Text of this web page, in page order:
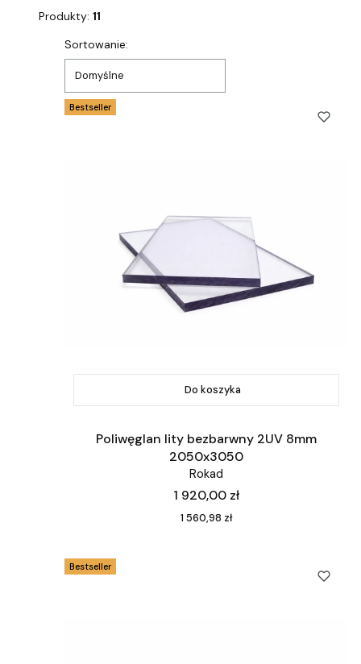
Produkty: 11
Lista produktów
Sortowanie:
Domyślne
Bestseller
Do koszyka
Poliwęglan lity bezbarwny 2UV 8mm
2050x3050
Rokad
Cena
1 920,00 zł
Cena
1 560,98 zł
Bestseller